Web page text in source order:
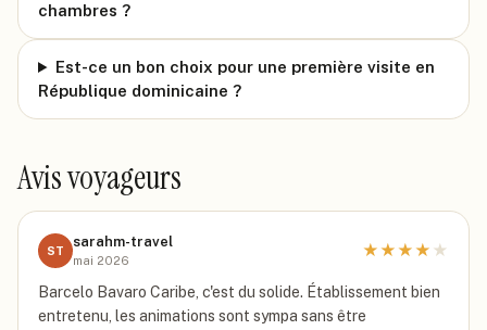
chambres ?
Est-ce un bon choix pour une première visite en
République dominicaine ?
Avis voyageurs
ST
sarahm-travel
mai 2026
★★★★ ★
Barcelo Bavaro Caribe, c'est du solide. Établissement bien
entretenu, les animations sont sympa sans être